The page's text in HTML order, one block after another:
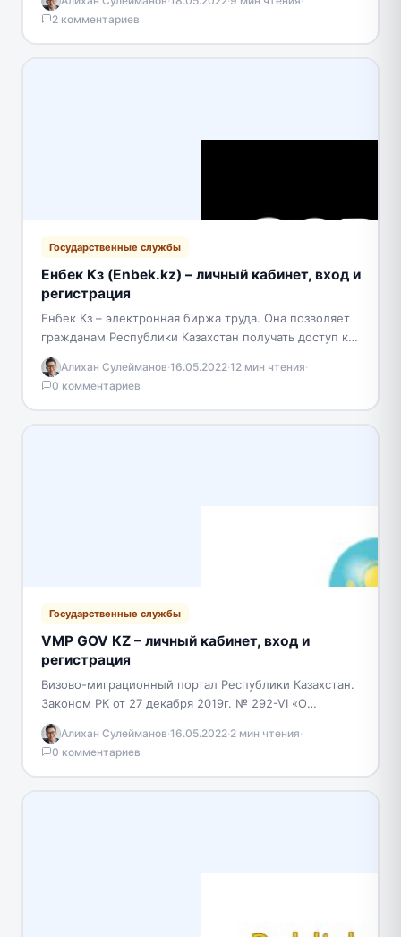
руководство в сфере внешнеполитической
деятельности и возглавляющим единую систему
органов…
2 комментариев
Государственные службы
Енбек Кз (Enbek.kz) – личный кабинет, вход и
регистрация
Енбек Кз – электронная биржа труда. Она позволяет
гражданам Республики Казахстан получать доступ к
сотням вакансий. Обеспечивает максимально
комфортные условия для поиска…
Алихан Сулейманов·16.05.2022·12 мин чтения·
0 комментариев
Государственные службы
VMP GOV KZ – личный кабинет, вход и
регистрация
Визово-миграционный портал Республики Казахстан.
Законом РК от 27 декабря 2019г. № 292-VI «О
внесении изменений и дополнений в некоторые
законодательные акты Республики…
Алихан Сулейманов·16.05.2022·2 мин чтения·
0 комментариев